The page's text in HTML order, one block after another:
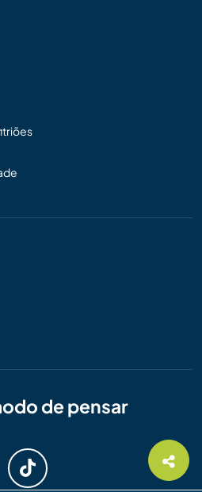
de pensar